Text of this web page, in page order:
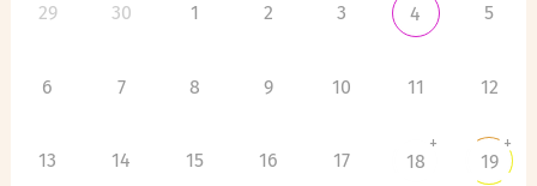
29 30 1 2 3 4 5
6 7 8 9 10 11 12
13 14 15 16 17 18
+
19
+